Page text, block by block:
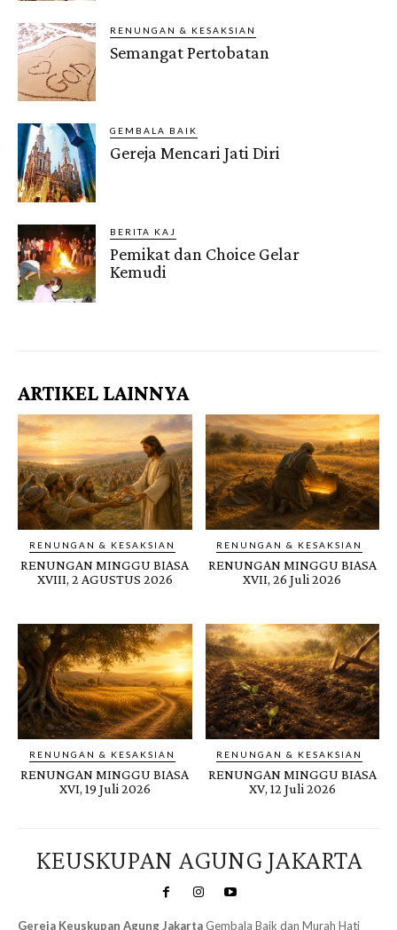
RENUNGAN & KESAKSIAN
Semangat Pertobatan
GEMBALA BAIK
Gereja Mencari Jati Diri
BERITA KAJ
Pemikat dan Choice Gelar
Kemudi
Gendis.ID
ARTIKEL LAINNYA
RENUNGAN & KESAKSIAN
RENUNGAN MINGGU BIASA
XVIII, 2 AGUSTUS 2026
RENUNGAN & KESAKSIAN
RENUNGAN MINGGU BIASA
XVII, 26 Juli 2026
RENUNGAN & KESAKSIAN
RENUNGAN MINGGU BIASA
XVI, 19 Juli 2026
RENUNGAN & KESAKSIAN
RENUNGAN MINGGU BIASA
XV, 12 Juli 2026
KEUSKUPAN AGUNG JAKARTA
Gereja Keuskupan Agung Jakarta Gembala Baik dan Murah Hati